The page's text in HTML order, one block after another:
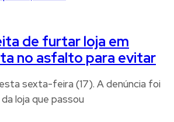
de furtar loja em
no asfalto para evitar
sexta-feira (17). A denúncia foi
loja que passou